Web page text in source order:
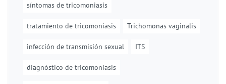
síntomas de tricomoniasis
tratamiento de tricomoniasis Trichomonas vaginalis
infección de transmisión sexual ITS
diagnóstico de tricomoniasis